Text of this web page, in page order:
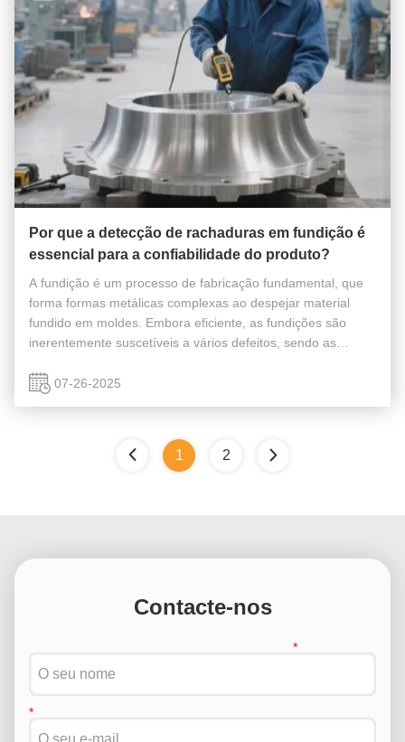
Por que a detecção de rachaduras em fundição é
essencial para a confiabilidade do produto?
A fundição é um processo de fabricação fundamental, que
forma formas metálicas complexas ao despejar material
fundido em moldes. Embora eficiente, as fundições são
inerentemente suscetíveis a vários defeitos, sendo as
de Rachaduras em Fundiç...
07-26-2025
1 2
Contacte-nos